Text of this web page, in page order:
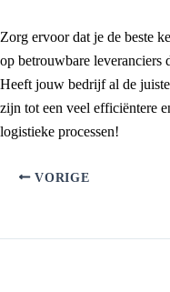
Zorg ervoor dat je de beste
op betrouwbare leveranciers
Heeft jouw bedrijf al de
zijn tot een veel efficiëntere
logistieke processen!
VORIGE